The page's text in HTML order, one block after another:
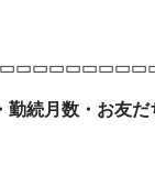
続月数・お友